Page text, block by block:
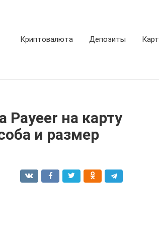
Криптовалюта Депозиты
Payeer на карту
и размер